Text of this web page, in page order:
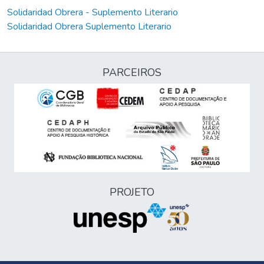
Solidaridad Obrera - Suplemento Literario
Solidaridad Obrera Suplemento Literario
PARCEIROS
PROJETO